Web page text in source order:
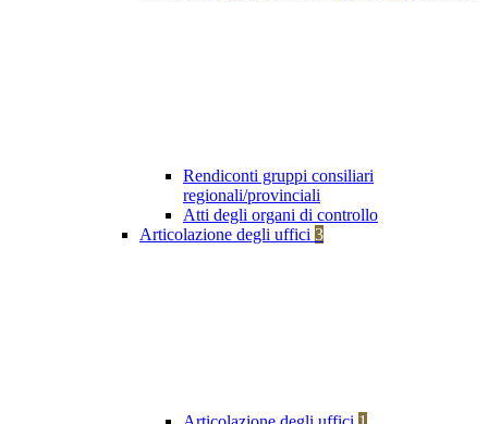
Rendiconti gruppi consiliari
regionali/provinciali
Atti degli organi di controllo
Articolazione degli uffici 3